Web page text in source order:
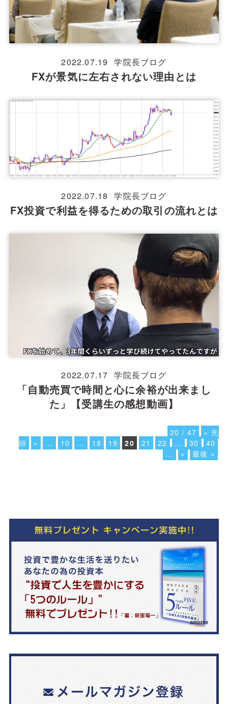
2022.07.19 学院長ブログ
FXが景気に左右されない理由とは
2022.07.18 学院長ブログ
FX投資で利益を得るための取引の流れとは
2022.07.17 学院長ブログ
「自動売買で時間と心に余裕が出来まし
た」【受講生の感想動画】
20 / 47
« 先
頭
« ... 10 ... 18 19 20 21 22 ... 30
40
...
» 最後 »